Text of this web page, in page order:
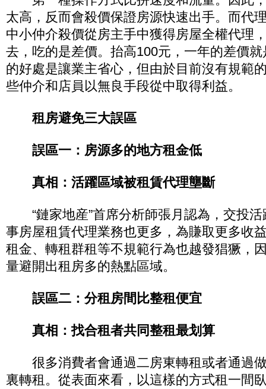
太高，反而會殺價保證房源快速出手。而代
中小仲介殺價從房主手中獲得房屋全權代理
去，吃的是差價。抬高100元，一年的差價
的好處是讓業主省心，但由於目前沒有規範
些仲介和店員以無良手段從中取得利益。
租房避免三大誤區
誤區一：房源多的地方租金低
真相：活躍區域被租賃代理壟斷
“鏈家地産”首席分析師張月認為，交投活
事房屋租賃代理業務也更多，為賺取更多收
租金、轉租群租等不規範行為也越發猖獗，
量避開出租房多的熱點區域。
誤區二：分租房間比整租便宜
真相：找合租者共同整租最划算
很多消費者會通過二房東轉租或者通過
裏轉租。從表面來看，以這樣的方式租一間